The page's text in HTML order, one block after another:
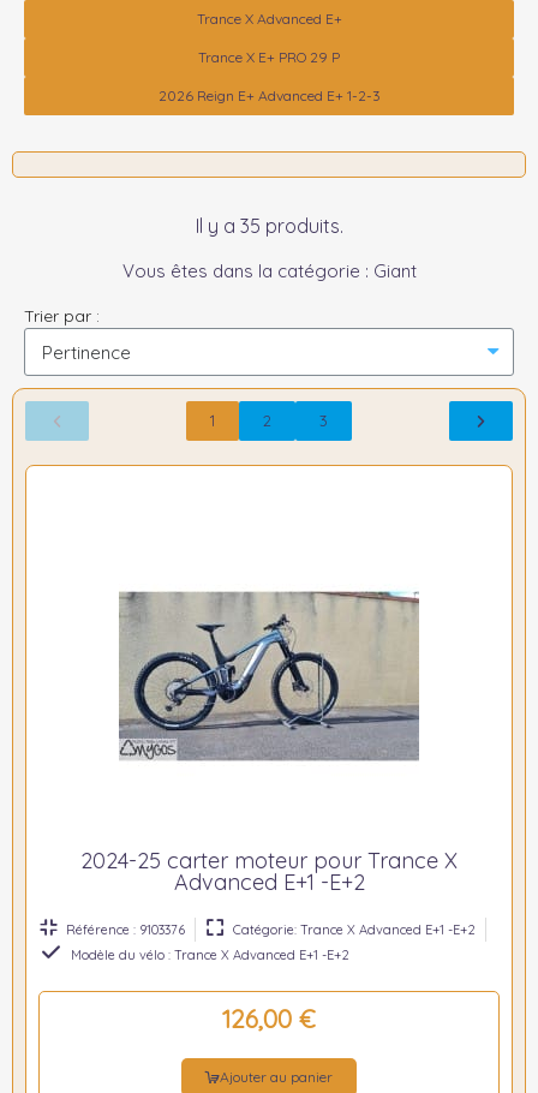
Trance X Advanced E+
Trance X E+ PRO 29 P
2026 Reign E+ Advanced E+ 1-2-3
Il y a 35 produits.
Vous êtes dans la catégorie : Giant
Trier par :
1 2 3
2024-25 carter moteur pour Trance X
Advanced E+1 -E+2
Référence : 9103376
Catégorie: Trance X Advanced E+1 -E+2
Modèle du vélo : Trance X Advanced E+1 -E+2
126,00 €
Ajouter au panier